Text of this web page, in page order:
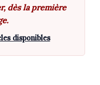
dès la première
disponibles